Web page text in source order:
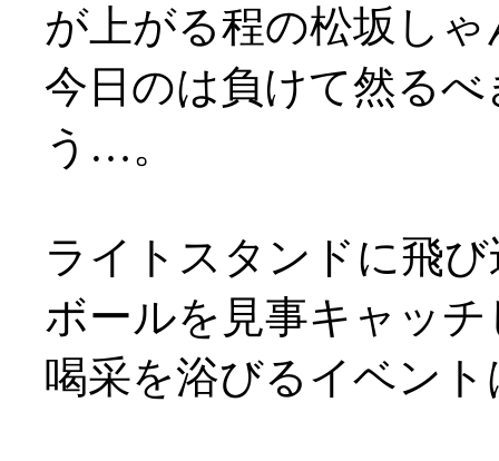
が上がる程の松坂し
今日のは負けて然る
う…。
ライトスタンドに飛
ボールを見事キャッ
喝采を浴びるイベン